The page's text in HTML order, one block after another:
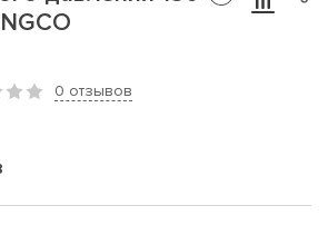
0 отзывов